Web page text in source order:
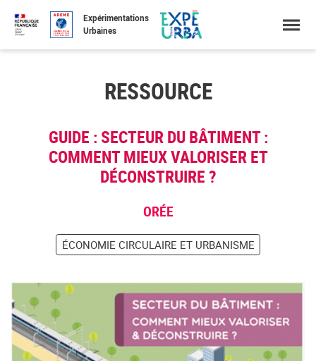
contenu
une
recherche
Expérimentations
Urbaines
RESSOURCE
GUIDE : SECTEUR DU BÂTIMENT :
COMMENT MIEUX VALORISER ET
DÉCONSTRUIRE ?
ORÉE
ÉCONOMIE CIRCULAIRE ET URBANISME